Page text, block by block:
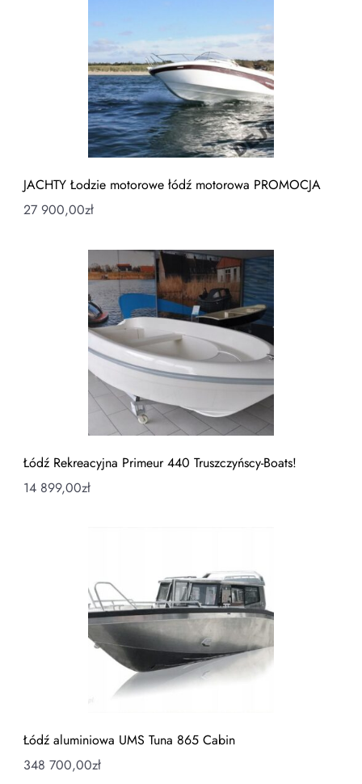
JACHTY Łodzie motorowe łódź motorowa PROMOCJA
27 900,00zł
Łódź Rekreacyjna Primeur 440 Truszczyńscy-Boats!
14 899,00zł
Łódź aluminiowa UMS Tuna 865 Cabin
348 700,00zł